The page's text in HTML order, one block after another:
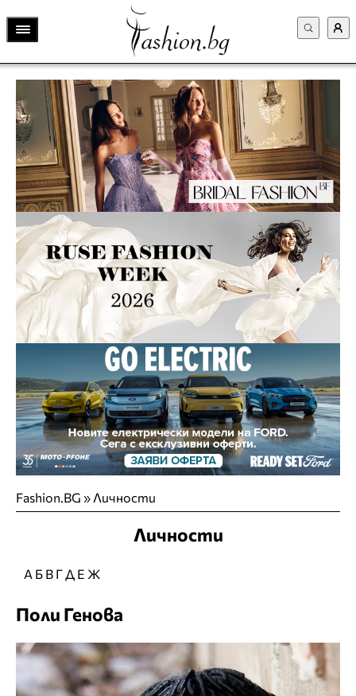
Fashion.BG » Личности
Личности
А Б В ГД Е Ж
Поли Генова